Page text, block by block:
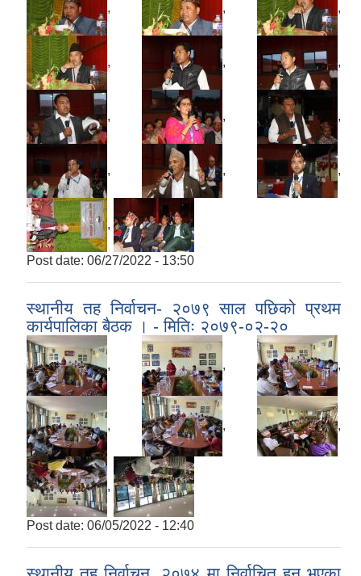
, , ,
, , ,
, , ,
, , ,
,
Post date: 06/27/2022 - 13:50
स्थानीय तह निर्वाचन- २०७९ साल पछिको प्रथम
कार्यपालिका बैठक । - मितिः २०७९-०२-२०
, , ,
, , ,
,
Post date: 06/05/2022 - 12:40